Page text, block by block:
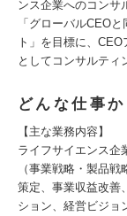
ンス企業へのコンサ
「グローバルCEO
ト」を目標に、
としてコンサルティ
どんな仕事か
【主な業務内容】
ライフサイエンス企
（事業戦略・製品
策定、事業収益改善
ション、経営ビジョ